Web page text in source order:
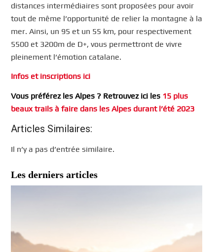
distances intermédiaires sont proposées pour avoir
tout de même l’opportunité de relier la montagne à la
mer. Ainsi, un 95 et un 55 km, pour respectivement
5500 et 3200m de D+, vous permettront de vivre
pleinement l’émotion catalane.
Infos et inscriptions ici
Vous préférez les Alpes ? Retrouvez ici les 15 plus
beaux trails à faire dans les Alpes durant l’été 2023
Articles Similaires:
Il n’y a pas d’entrée similaire.
Les derniers articles